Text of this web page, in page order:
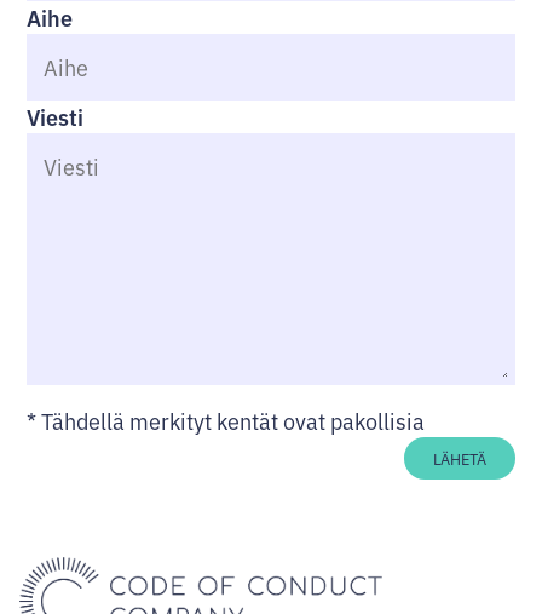
Aihe
Viesti
*Tähdellä merkityt kentät ovat pakollisia
LÄHETÄ